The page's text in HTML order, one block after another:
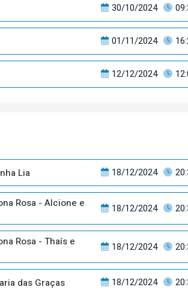
30/10/2024
01/11/2024
12/12/2024
Lia 18/12/2024
Rosa - Alcione e
18/12/2024
Rosa - Thaís e
18/12/2024
das Graças 18/12/2024